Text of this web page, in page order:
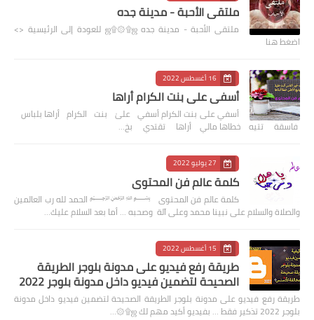
ملتقى الأحبة - مدينة جده
ملتقى الأحبة - مدينة جده ஜ۩۞۩ஜ للعودة إلى الرئيسية <>
اضغط هنا
16 أغسطس 2022
أسفي على بنت الكرام أراها
أسفي على بنت الكرام أسفي علىٰ بنت الكرام أراها بلباس
فاسقة تتيه خطاها مالي أراها تقتدي بخ…
27 يوليو 2022
كلمة عالم فن المحتوى
كلمة عالم فن المحتوى ﷽ الحمد لله رب العالمين
والصلاة والسلام على نبينا محمد وعلى آلة وصحبه ... أما بعد السلام عليك…
15 أغسطس 2022
طريقة رفع فيديو على مدونة بلوجر الطريقة
الصحيحة لتضمين فيديو داخل مدونة بلوجر 2022
طريقة رفع فيديو على مدونة بلوجر الطريقة الصحيحة لتضمين فيديو داخل مدونة
بلوجر 2022 تذكير فقط … بفيديو أكيد مهم لك ஜ۩۞…